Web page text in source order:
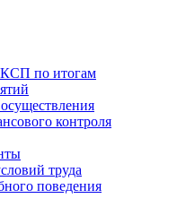
по итогам
контроля
труда
поведения